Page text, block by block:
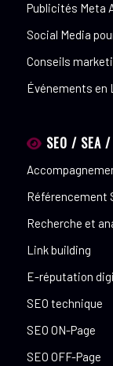
Publicités Meta
Social Media
Conseils
Événements en
SEO / SEA /
Référencement
Recherche et
Link building
E-réputation
SEO technique
SEO ON-Page
SEO OFF-Page